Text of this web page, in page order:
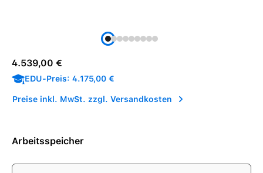
Regulärer Preis:
4.539,00 €
EDU-Preis: 4.175,00 €
Preise inkl. MwSt. zzgl. Versandkosten
Arbeitsspeicher